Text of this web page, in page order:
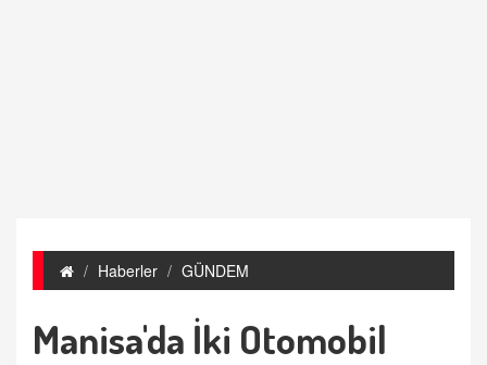
Haberler GÜNDEM
Manisa'da İki Otomobil